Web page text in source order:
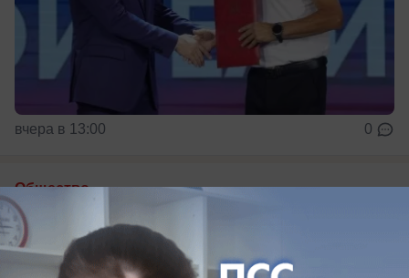
вчера в 13:00 0
Общество
В Таганроге выставили на продажу
объект культурного наследия, Дом
Рафаиловича